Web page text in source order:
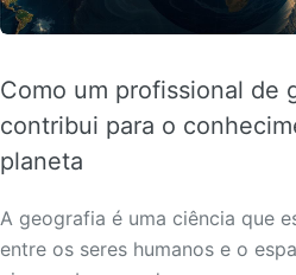
Como um profissional de
contribui para o
planeta
A geografia é uma ciência que
entre os seres humanos e o